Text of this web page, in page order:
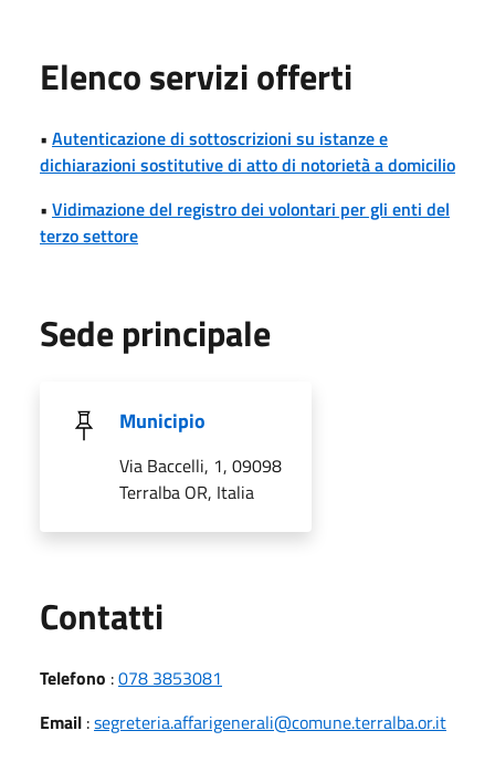
Elenco servizi offerti
• Autenticazione di sottoscrizioni su istanze e
dichiarazioni sostitutive di atto di notorietà a domicilio
• Vidimazione del registro dei volontari per gli enti del
terzo settore
Sede principale
Municipio
Via Baccelli, 1, 09098
Terralba OR, Italia
Contatti
Telefono :078 3853081
Email :segreteria.affarigenerali@comune.terralba.or.it